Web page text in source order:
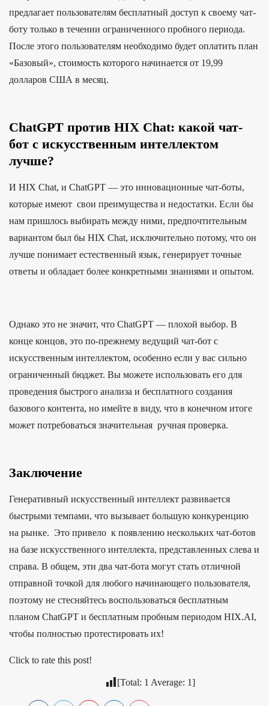
предлагает пользователям бесплатный доступ к своему чат-
боту только в течении ограниченного пробного периода.
После этого пользователям необходимо будет оплатить план
«Базовый», стоимость которого начинается от 19,99
долларов США в месяц.
ChatGPT против HIX Chat: какой чат-
бот с искусственным интеллектом
лучше?
И HIX Chat, и ChatGPT — это инновационные чат-боты,
которые имеют свои преимущества и недостатки. Если бы
нам пришлось выбирать между ними, предпочтительным
вариантом был бы HIX Chat, исключительно потому, что он
лучше понимает естественный язык, генерирует точные
ответы и обладает более конкретными знаниями и опытом.
Однако это не значит, что ChatGPT — плохой выбор. В
конце концов, это по-прежнему ведущий чат-бот с
искусственным интеллектом, особенно если у вас сильно
ограниченный бюджет. Вы можете использовать его для
проведения быстрого анализа и бесплатного создания
базового контента, но имейте в виду, что в конечном итоге
может потребоваться значительная ручная проверка.
Заключение
Генеративный искусственный интеллект развивается
быстрыми темпами, что вызывает большую конкуренцию
на рынке. Это привело к появлению нескольких чат-ботов
на базе искусственного интеллекта, представленных слева и
справа. В общем, эти два чат-бота могут стать отличной
отправной точкой для любого начинающего пользователя,
поэтому не стесняйтесь воспользоваться бесплатным
планом ChatGPT и бесплатным пробным периодом HIX.AI,
чтобы полностью протестировать их!
Click to rate this post!
[Total: 1 Average: 1]